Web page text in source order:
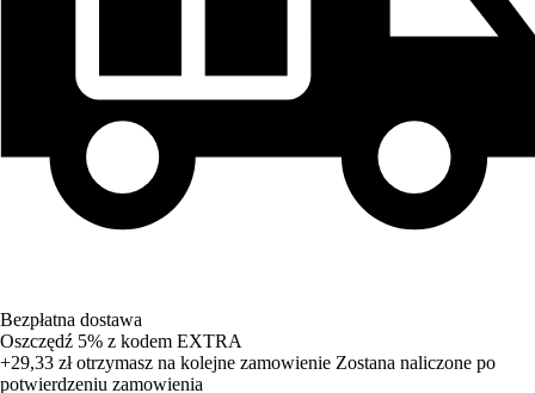
Bezpłatna dostawa
Oszczędź 5% z kodem EXTRA
+29,33 złotrzymasz na kolejne zamowienie Zostana naliczone po
potwierdzeniu zamowienia